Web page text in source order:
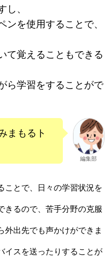
し、
ンを使用することで、
て覚えることもできる
ら学習をすることがで
まもるト
編集部
ことで、日々の学習状況を
きるので、苦手分野の克服
外出先でも声かけができま
イスを送ったりすることが